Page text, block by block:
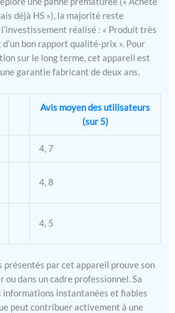
les balances, vous permettant de
données de santé vitales en un
pour votre style de
la fiabilité et la portabilité, le
PM 100 Connect est votre
idéal pour le suivi de santé à la
facilement dans une poche,
sac à main ou un sac...
déjà HS »), la majorité reste
réalisé : « Produit très
bon rapport qualité-prix ». Pour
sur le long terme, cet appareil est
garantie fabricant de deux ans.
Avis moyen des utilisateurs
(sur 5)
4, 7
4, 8
4, 5
présentés par cet appareil prouve son
dans un cadre professionnel. Sa
informations instantanées et fiables
peut contribuer activement à une